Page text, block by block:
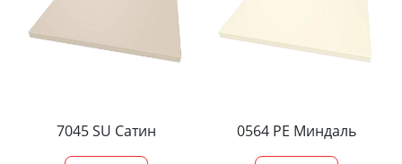
7045 SU Сатин 0564 PE Миндаль